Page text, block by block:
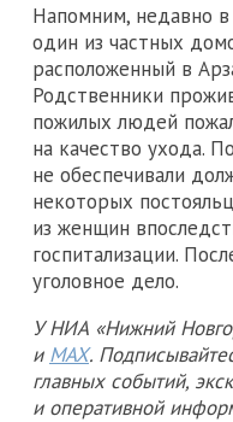
Напомним, недавно
один из частных
расположенный в
Родственники
пожилых людей
на качество ухода.
не обеспечивали
некоторых
из женщин
госпитализации.
уголовное дело.
У НИА «Нижний
и MAX.
главных событий,
и оперативной